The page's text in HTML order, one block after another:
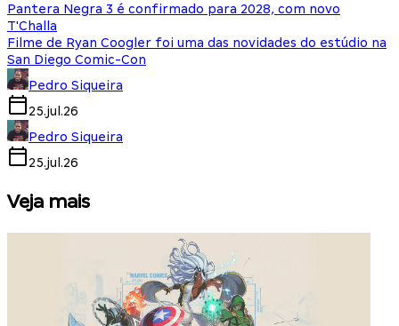
Pantera Negra 3 é confirmado para 2028, com novo
T'Challa
Filme de Ryan Coogler foi uma das novidades do estúdio na
San Diego Comic-Con
Pedro Siqueira
25.jul.26
Pedro Siqueira
25.jul.26
Veja mais